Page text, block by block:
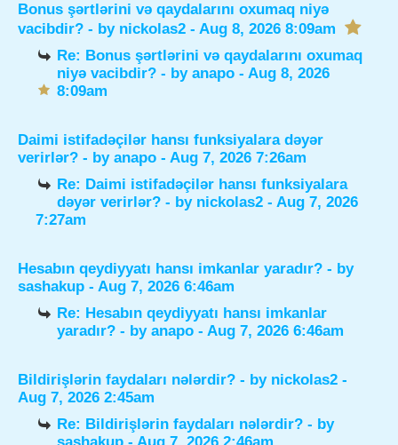
Bonus şərtlərini və qaydalarını oxumaq niyə
vacibdir? - by nickolas2 - Aug 8, 2026 8:09am
Re: Bonus şərtlərini və qaydalarını oxumaq
niyə vacibdir? - byanapo - Aug 8, 2026
8:09am
Daimi istifadəçilər hansı funksiyalara dəyər
verirlər? - by anapo - Aug 7, 2026 7:26am
Re: Daimi istifadəçilər hansı funksiyalara
dəyər verirlər? - by nickolas2 - Aug 7, 2026
7:27am
Hesabın qeydiyyatı hansı imkanlar yaradır? - by
sashakup - Aug 7, 2026 6:46am
Re: Hesabın qeydiyyatı hansı imkanlar
yaradır? - byanapo - Aug 7, 2026 6:46am
Bildirişlərin faydaları nələrdir? - by nickolas2 -
Aug 7, 2026 2:45am
Re: Bildirişlərin faydaları nələrdir? - by